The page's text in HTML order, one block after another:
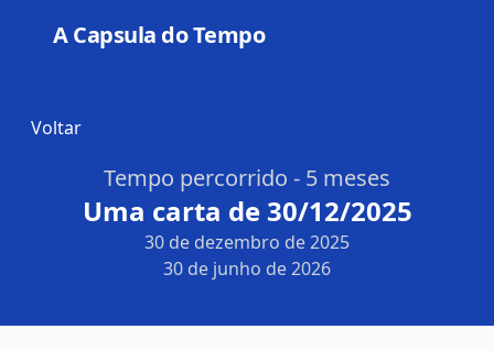
A Capsula do Tempo
Voltar
Tempo percorrido - 5 meses
Uma carta de 30/12/2025
30 de dezembro de 2025
30 de junho de 2026